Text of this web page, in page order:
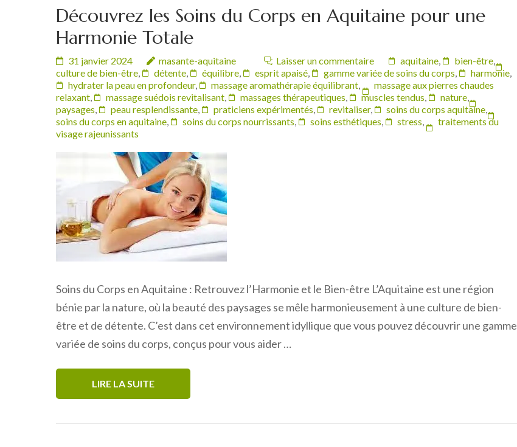
Découvrez les Soins du Corps en Aquitaine pour une
Harmonie Totale
31 janvier 2024 masante-aquitaine Laisser un commentaire aquitaine, bien-être,
culture de bien-être, détente, équilibre, esprit apaisé, gamme variée de soins du corps, harmonie,
hydrater la peau en profondeur, massage aromathérapie équilibrant,
massage aux pierres chaudes
relaxant, massage suédois revitalisant, massages thérapeutiques, muscles tendus, nature,
paysages, peau resplendissante, praticiens expérimentés, revitaliser, soins du corps aquitaine,
soins du corps en aquitaine, soins du corps nourrissants, soins esthétiques, stress,
traitements du
visage rajeunissants
Soins du Corps en Aquitaine : Retrouvez l’Harmonie et le Bien-être L’Aquitaine est une région
bénie par la nature, où la beauté des paysages se mêle harmonieusement à une culture de bien-
être et de détente. C’est dans cet environnement idyllique que vous pouvez découvrir une gamme
variée de soins du corps, conçus pour vous aider …
LIRE LA SUITE